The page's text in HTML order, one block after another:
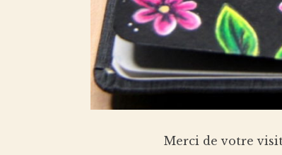
Merci de votre